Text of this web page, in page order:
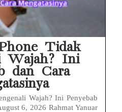
Tidak
Wajah? Ini
dan Cara
Wajah? Ini Penyebab
6, 2026 Rahmat Yanuar